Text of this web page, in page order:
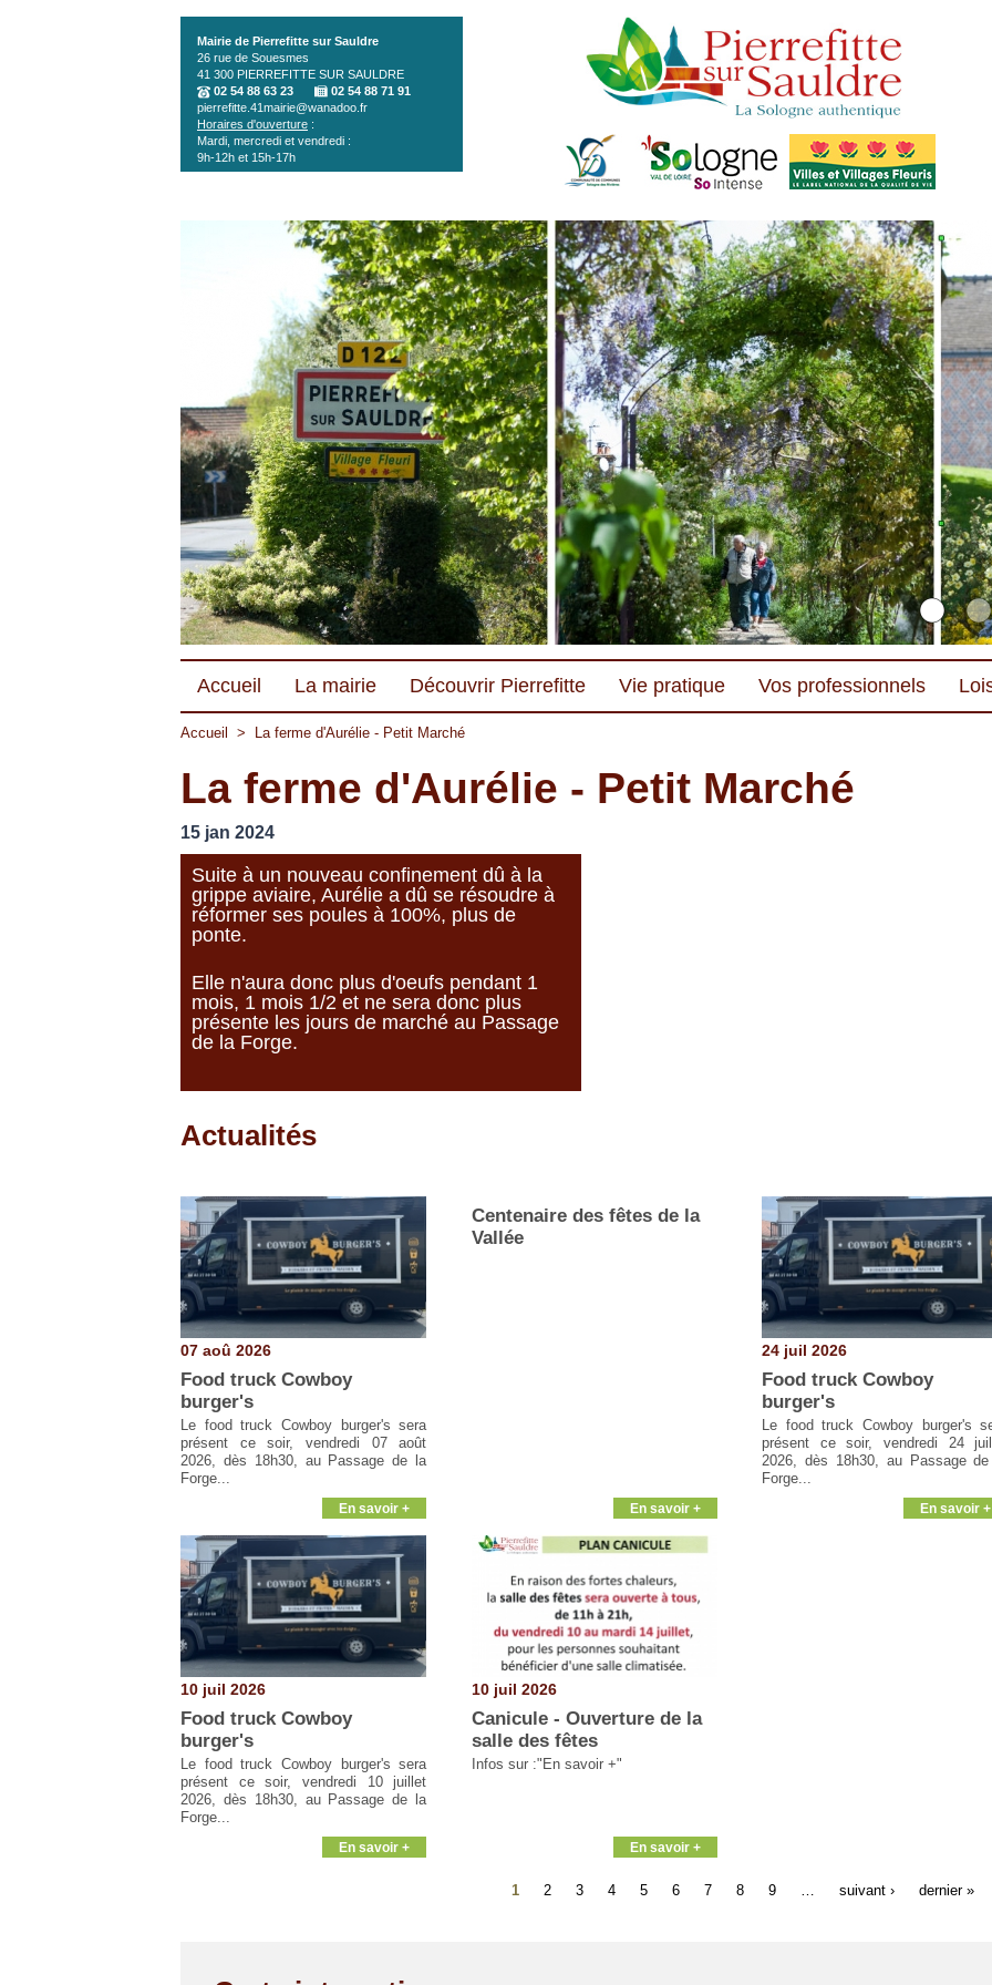
Mairie de Pierrefitte sur Sauldre
26 rue de Souesmes
41 300 PIERREFITTE SUR SAULDRE
02 54 88 63 23
02 54 88 71 91
pierrefitte.41mairie@wanadoo.fr
Horaires d'ouverture :
Mardi, mercredi et vendredi :
9h-12h et 15h-17h
Accueil La mairie Découvrir Pierrefitte Vie pratique Vos professionnels
Accueil > La ferme d'Aurélie - Petit Marché
La ferme d'Aurélie - Petit Marché
15 jan 2024
Suite à un nouveau confinement dû à la
grippe aviaire, Aurélie a dû se résoudre à
réformer ses poules à 100%, plus de
ponte.
Elle n'aura donc plus d'oeufs pendant 1
mois, 1 mois 1/2 et ne sera donc plus
présente les jours de marché au Passage
de la Forge.
Actualités
07 aoû 2026
Food truck Cowboy
burger's
Le food truck Cowboy burger's sera
présent ce soir, vendredi 07 août
2026, dès 18h30, au Passage de la
Forge...
En savoir +
Centenaire des fêtes de la
Vallée
En savoir +
24 juil 2026
Food truck Cowboy
burger's
Le food truck Cowboy burger's
présent ce soir, vendredi 24
2026, dès 18h30, au Passage
Forge...
En savoir +
10 juil 2026
Food truck Cowboy
burger's
Le food truck Cowboy burger's sera
présent ce soir, vendredi 10 juillet
2026, dès 18h30, au Passage de la
Forge...
En savoir +
10 juil 2026
Canicule - Ouverture de la
salle des fêtes
Infos sur :"En savoir +"
En savoir +
Pages
1 2 3 4 5 6 7 8 9 suivant › dernier »